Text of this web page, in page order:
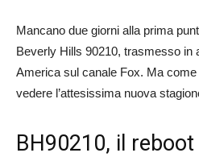
Mancano due giorni alla prima
Beverly Hills 90210, trasmesso in
America sul canale Fox. Ma
vedere l’attesissima nuova
BH90210, il